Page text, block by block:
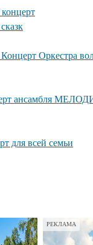
Оркестра
ансамбля
для всей семьи
РЕКЛАМА